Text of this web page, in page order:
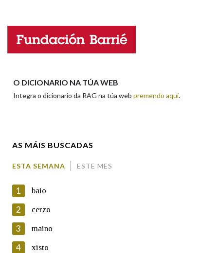
Nome
En cumprimento da normativa vixente en materia de
Protección de Datos de Carácter Persoal, a Real Academia
O DICIONARIO NA TÚA WEB
Integra o dicionario da RAG na túa web premendo aquí.
AS MÁIS BUSCADAS
ESTA SEMANA ESTE MES
1 baio
2 cerzo
3 maino
4 xisto